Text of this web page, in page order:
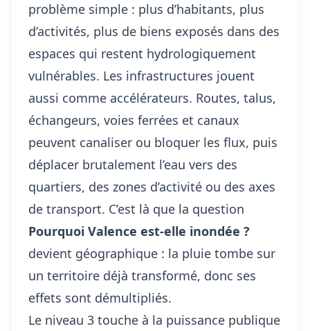
problème simple : plus d’habitants, plus
d’activités, plus de biens exposés dans des
espaces qui restent hydrologiquement
vulnérables. Les infrastructures jouent
aussi comme accélérateurs. Routes, talus,
échangeurs, voies ferrées et canaux
peuvent canaliser ou bloquer les flux, puis
déplacer brutalement l’eau vers des
quartiers, des zones d’activité ou des axes
de transport. C’est là que la question
Pourquoi Valence est-elle inondée ?
devient géographique : la pluie tombe sur
un territoire déjà transformé, donc ses
effets sont démultipliés.
Le niveau 3 touche à la puissance publique